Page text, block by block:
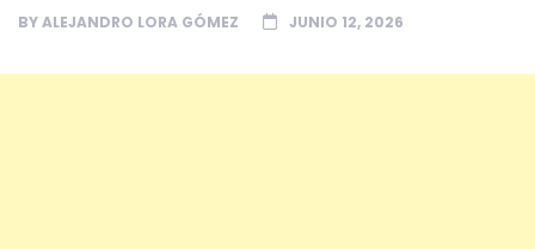
BYALEJANDRO LORA GÓMEZ JUNIO 12, 2026